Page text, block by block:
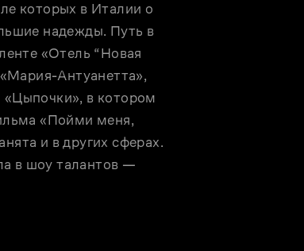
которых в Италии о
надежды. Путь в
«Отель “Новая
Антуанетта»,
в котором
«Пойми меня,
и в других сферах.
в шоу талантов —